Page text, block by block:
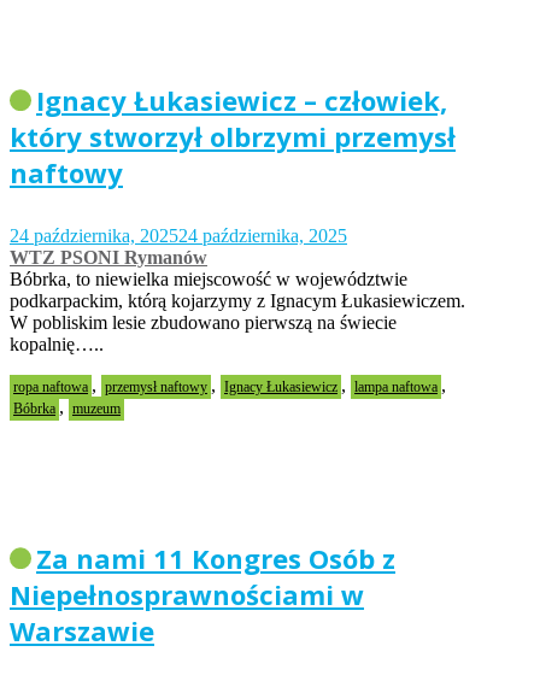
Ignacy Łukasiewicz – człowiek,
który stworzył olbrzymi przemysł
naftowy
24 października, 202524 października, 2025
WTZ PSONI Rymanów
Bóbrka, to niewielka miejscowość w województwie
podkarpackim, którą kojarzymy z Ignacym Łukasiewiczem.
W pobliskim lesie zbudowano pierwszą na świecie
kopalnię…..
ropa naftowa , przemysł naftowy , Ignacy Łukasiewicz , lampa naftowa ,
Bóbrka , muzeum
Za nami 11 Kongres Osób z
Niepełnosprawnościami w
Warszawie